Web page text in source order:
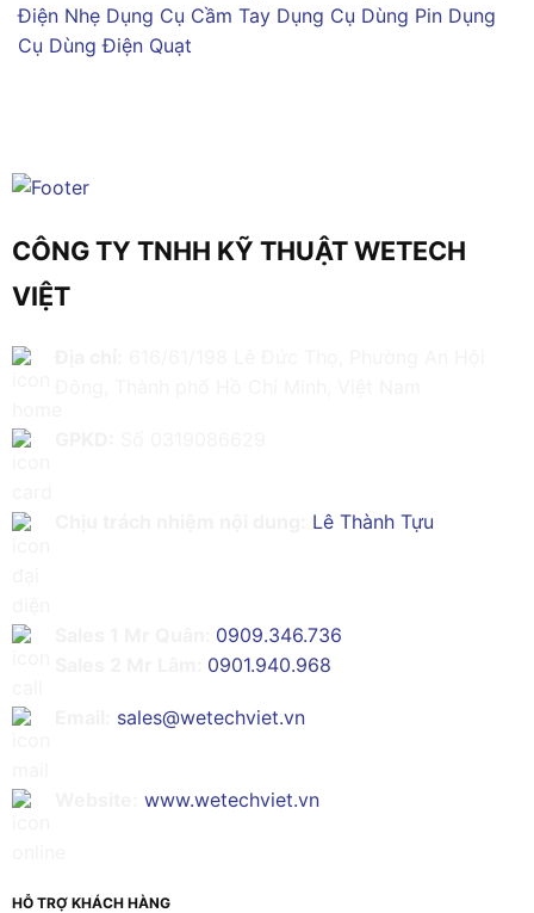
Điện Nhẹ Dụng Cụ Cầm Tay Dụng Cụ Dùng Pin Dụng
Cụ Dùng Điện Quạt
CÔNG TY TNHH KỸ THUẬT WETECH
VIỆT
Lê Thành Tựu
0909.346.736
0901.940.968
sales@wetechviet.vn
www.wetechviet.vn
HỖ TRỢ KHÁCH HÀNG